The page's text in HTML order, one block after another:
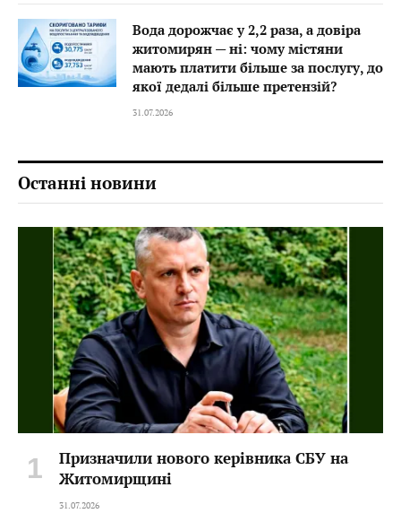
Вода дорожчає у 2,2 раза, а довіра
житомирян — ні: чому містяни
мають платити більше за послугу, до
якої дедалі більше претензій?
31.07.2026
Останні новини
Призначили нового керівника СБУ на
Житомирщині
31.07.2026